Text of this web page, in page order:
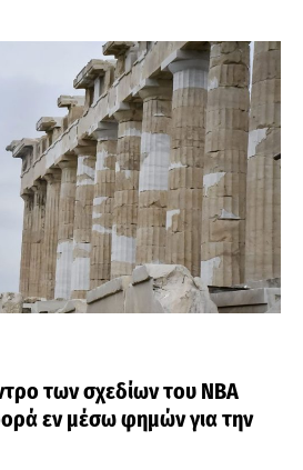
των σχεδίων του NBA
εν μέσω φημών για την